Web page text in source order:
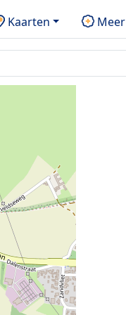
Kaarten Meer